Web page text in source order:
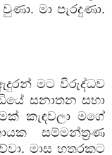
මා පැරදුණා.
මට විරුද්ධව
සනාතන සභා
කැඳවලා මගේ
සම්මන්ත්‍රණ
මාස හතරකට